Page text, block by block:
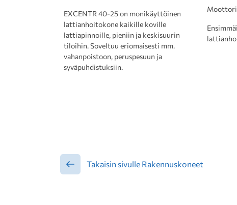
EXCENTR 40-25 on monikäyttöinen
lattianhoitokone kaikille koville
lattiapinnoille, pieniin ja keskisuurin
tiloihin. Soveltuu eriomaisesti mm.
vahanpoistoon, peruspesuun ja
syväpuhdistuksiin.
Takaisin sivulle Rakennuskoneet